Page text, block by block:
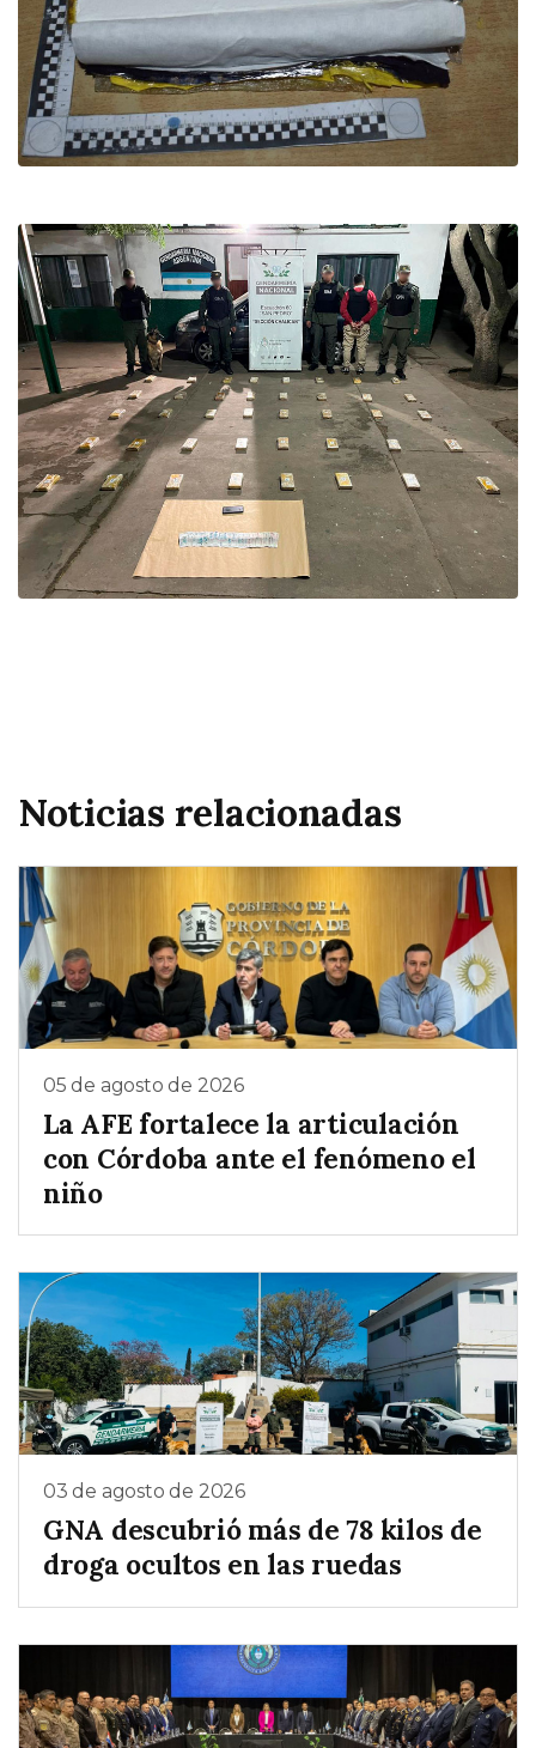
Noticias relacionadas
05 de agosto de 2026
La AFE fortalece la articulación
con Córdoba ante el fenómeno el
niño
03 de agosto de 2026
GNA descubrió más de 78 kilos de
droga ocultos en las ruedas